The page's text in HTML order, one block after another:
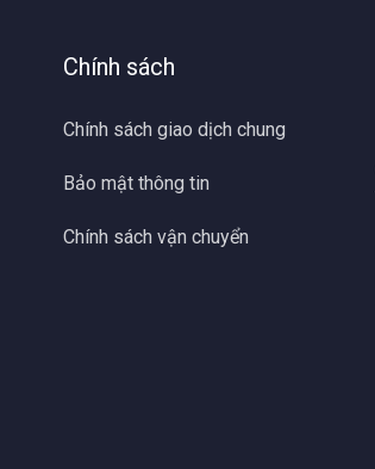
Chính sách
Chính sách giao dịch chung
Bảo mật thông tin
Chính sách vận chuyển